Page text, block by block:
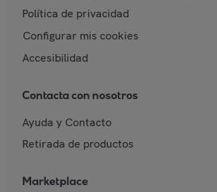
Política de privacidad
Configurar mis cookies
Accesibilidad
Contacta con nosotros
Ayuda y Contacto
Retirada de productos
Marketplace